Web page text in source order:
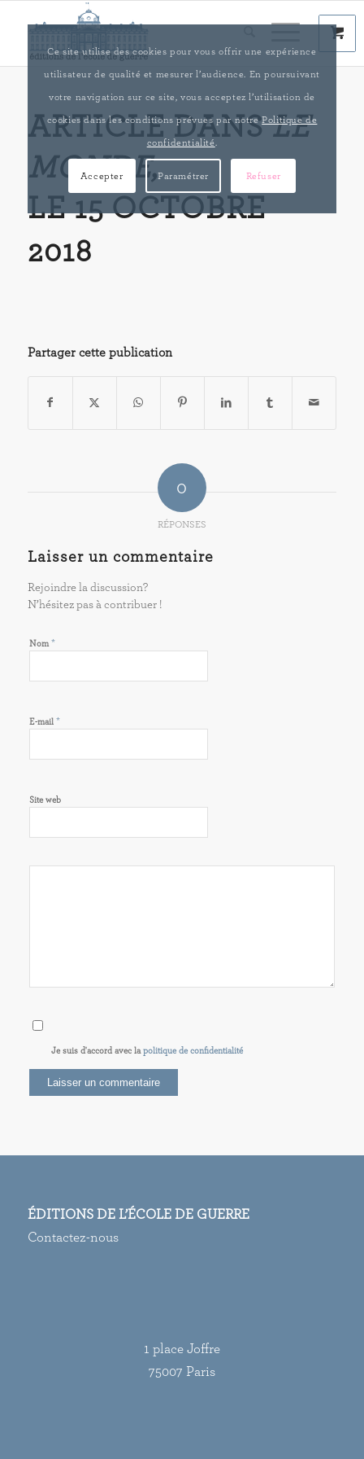
ARTICLE DANSLE
MONDE,
LE 15 OCTOBRE
2018
Partager cette publication
0
RÉPONSES
Laisser un commentaire
Rejoindre la discussion?
N’hésitez pas à contribuer !
Nom *
E-mail *
Site web
Je suis d'accord avec lapolitique de confidentialité
ÉDITIONS DE L’ÉCOLE DE GUERRE
Contactez-nous
1 place Joffre
75007 Paris
Ce site utilise des cookies pour vous offrir une expérience
utilisateur de qualité et mesurer l’audience. En poursuivant
votre navigation sur ce site, vous acceptez l’utilisation de
cookies dans les conditions prévues par notrePolitique de
confidentialité
Accepter Paramétrer Refuser